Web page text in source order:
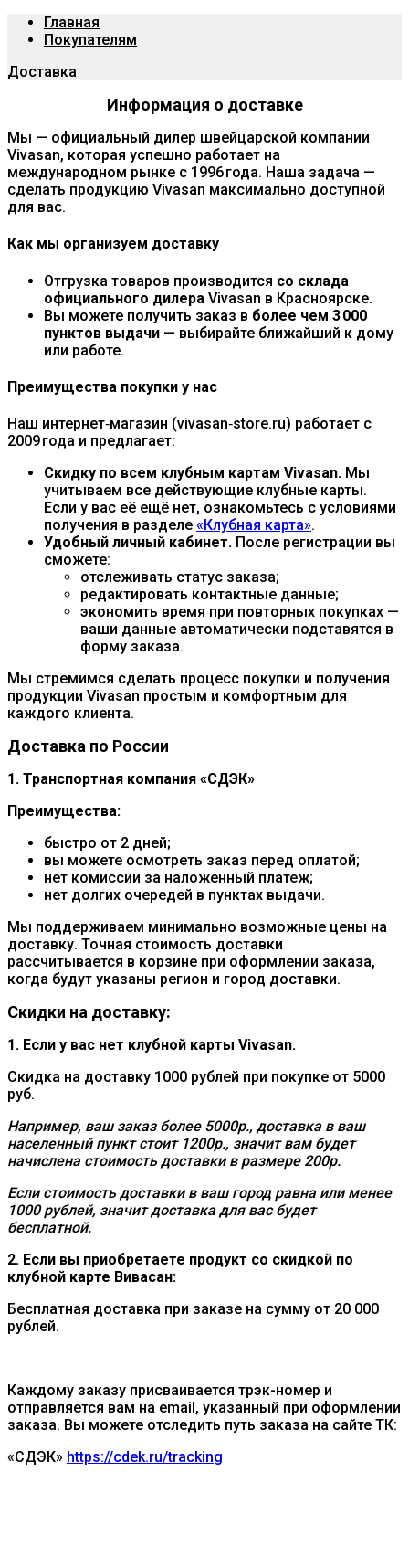
Главная
Покупателям
Доставка
Информация о доставке
Мы — официальный дилер швейцарской компании
Vivasan, которая успешно работает на
международном рынке с 1996 года. Наша задача —
сделать продукцию Vivasan максимально доступной
для вас.
Как мы организуем доставку
Отгрузка товаров производится со склада
официального дилера Vivasan в Красноярске.
Вы можете получить заказ в более чем 3 000
пунктов выдачи — выбирайте ближайший к дому
или работе.
Преимущества покупки у нас
Наш интернет‑магазин (vivasan‑store.ru) работает с
2009 года и предлагает:
Скидку по всем клубным картам Vivasan. Мы
учитываем все действующие клубные карты.
Если у вас её ещё нет, ознакомьтесь с условиями
получения в разделе «Клубная карта».
Удобный личный кабинет. После регистрации вы
сможете:
отслеживать статус заказа;
редактировать контактные данные;
экономить время при повторных покупках —
ваши данные автоматически подставятся в
форму заказа.
Мы стремимся сделать процесс покупки и получения
продукции Vivasan простым и комфортным для
каждого клиента.
Доставка по России
1. Транспортная компания «СДЭК»
Преимущества:
быстро от 2 дней;
вы можете осмотреть заказ перед оплатой;
нет комиссии за наложенный платеж;
нет долгих очередей в пунктах выдачи.
Мы поддерживаем минимально возможные цены на
доставку. Точная стоимость доставки
рассчитывается в корзине при оформлении заказа,
когда будут указаны регион и город доставки.
Скидки на доставку:
1. Если у вас нет клубной карты Vivasan.
Скидка на доставку 1000 рублей при покупке от 5000
руб.
Например, ваш заказ более 5000р., доставка в ваш
населенный пункт стоит 1200р., значит вам будет
начислена стоимость доставки в размере 200р.
Если стоимость доставки в ваш город равна или менее
1000 рублей, значит доставка для вас будет
бесплатной.
2. Если вы приобретаете продукт со скидкой по
клубной карте Вивасан:
Бесплатная доставка при заказе на сумму от 20 000
рублей.
Каждому заказу присваивается трэк-номер и
отправляется вам на email, указанный при оформлении
заказа. Вы можете отследить путь заказа на сайте ТК:
«СДЭК» https://cdek.ru/tracking